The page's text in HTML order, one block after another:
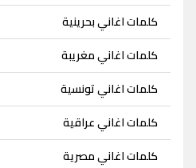
كلمات اغاني بحرينية
كلمات اغاني مغريبة
كلمات اغاني تونسية
كلمات اغاني عراقية
كلمات اغاني مصرية